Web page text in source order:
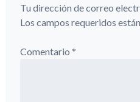
Tu dirección de correo
Los campos requeridos
Comentario *